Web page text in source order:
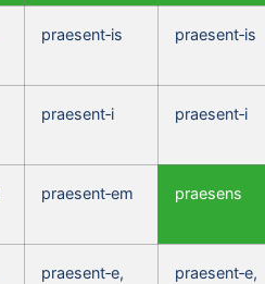
praesent‑is praesent‑is
praesent‑i praesent‑i
praesent‑em praesens
praesent‑e,
praesent‑e,